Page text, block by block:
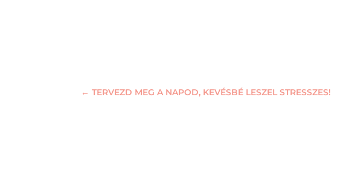
←TERVEZD MEG A NAPOD, KEVÉSBÉ LESZEL STRESSZES!